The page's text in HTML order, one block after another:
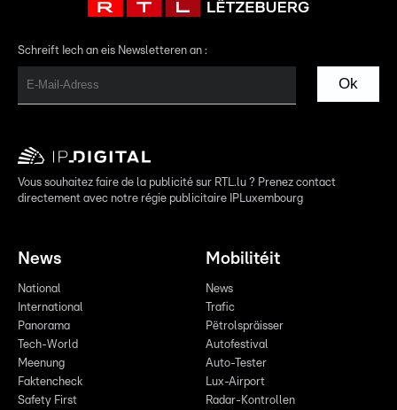
Schreift Iech an eis Newsletteren an :
Ok
Vous souhaitez faire de la publicité sur RTL.lu ? Prenez contact
directement avec notre régie publicitaire IPLuxembourg
News
National
International
Panorama
Tech-World
Meenung
Faktencheck
Safety First
Mobilitéit
News
Trafic
Pëtrolspräisser
Autofestival
Auto-Tester
Lux-Airport
Radar-Kontrollen